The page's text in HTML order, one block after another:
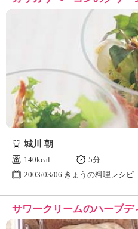
ょ
う
の
料
理
」
城川 朝
140kcal
5分
2003/03/06 きょうの料理レシピ
サワークリームのハーブデ